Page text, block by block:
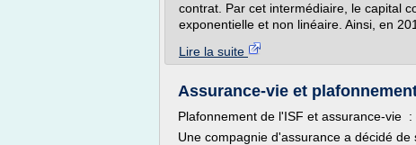
contrat. Par cet intermédiaire, le capital
exponentielle et non linéaire. Ainsi, en
Lire la suite
Assurance-vie et
Plafonnement de l'ISF et assurance-vie
Une compagnie d'assurance a décidé